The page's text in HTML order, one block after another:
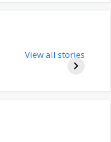
bjp-india-
about
View all stories